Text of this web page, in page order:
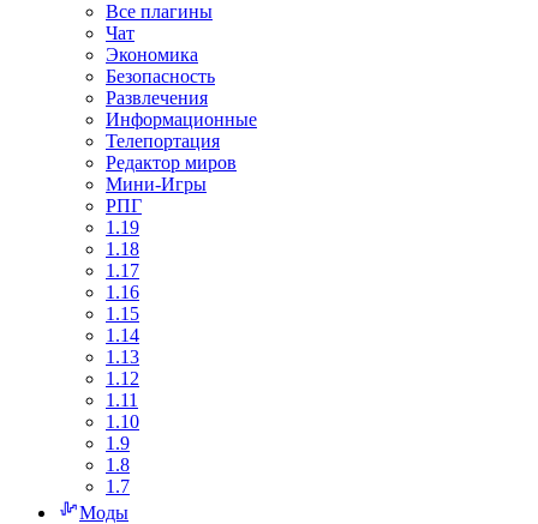
Все плагины
Чат
Экономика
Безопасность
Развлечения
Информационные
Телепортация
Редактор миров
Мини-Игры
РПГ
1.19
1.18
1.17
1.16
1.15
1.14
1.13
1.12
1.11
1.10
1.9
1.8
1.7
Моды